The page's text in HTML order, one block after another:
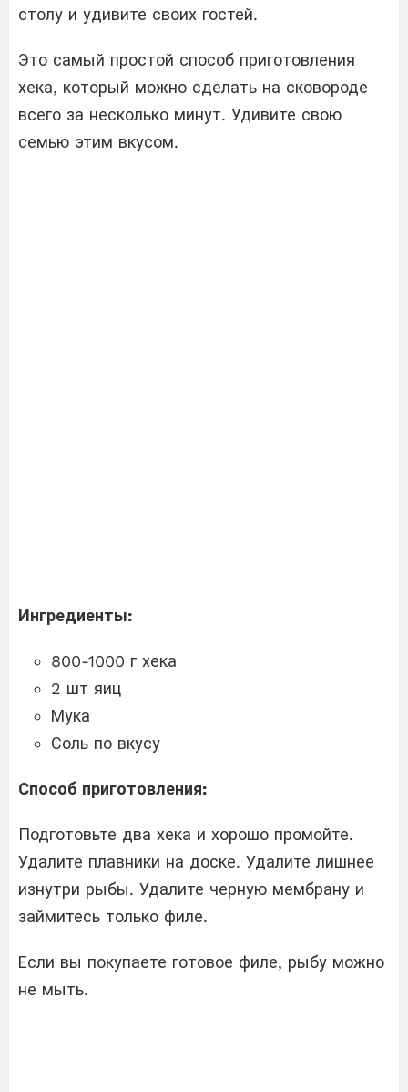
столу и удивите своих гостей.
Это самый простой способ приготовления
хека, который можно сделать на сковороде
всего за несколько минут. Удивите свою
семью этим вкусом.
Ингредиенты:
800-1000 г хека
2 шт яиц
Мука
Соль по вкусу
Способ приготовления:
Подготовьте два хека и хорошо промойте.
Удалите плавники на доске. Удалите лишнее
изнутри рыбы. Удалите черную мембрану и
займитесь только филе.
Если вы покупаете готовое филе, рыбу можно
не мыть.